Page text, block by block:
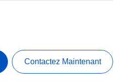
Contactez Maintenant